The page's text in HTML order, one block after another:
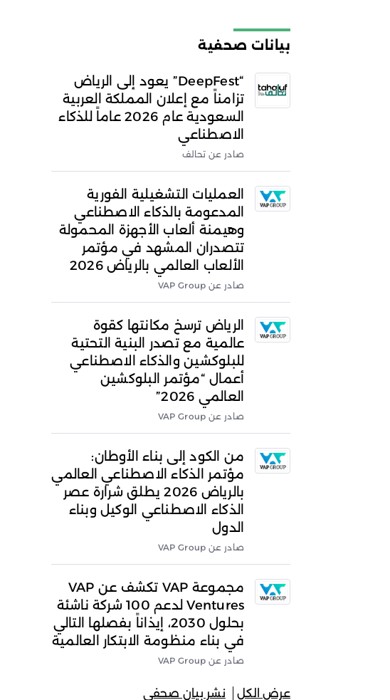
بيانات صحفية
“DeepFest” يعود إلى الرياض
تزامناً مع إعلان المملكة العربية
السعودية عام 2026 عاماً للذكاء
الاصطناعي
صادر عن تحالف
العمليات التشغيلية الفورية
المدعومة بالذكاء الاصطناعي
وهيمنة ألعاب الأجهزة المحمولة
تتصدران المشهد في مؤتمر
الألعاب العالمي بالرياض 2026
صادر عن VAP Group
الرياض ترسخ مكانتها كقوة
عالمية مع تصدر البنية التحتية
للبلوكشين والذكاء الاصطناعي
أعمال “مؤتمر البلوكشين
العالمي 2026”
صادر عن VAP Group
من الكود إلى بناء الأوطان:
مؤتمر الذكاء الاصطناعي العالمي
بالرياض 2026 يطلق شرارة عصر
الذكاء الاصطناعي الوكيل وبناء
الدول
صادر عن VAP Group
مجموعة VAP تكشف عن VAP
Ventures لدعم 100 شركة ناشئة
بحلول 2030، إيذاناً بفصلها التالي
في بناء منظومة الابتكار العالمية
صادر عن VAP Group
عرض الكل نشر بيان صحفي